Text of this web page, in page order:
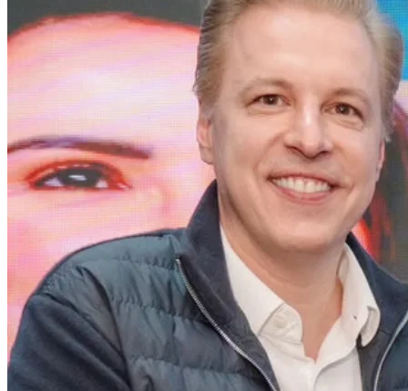
Atlético-MG